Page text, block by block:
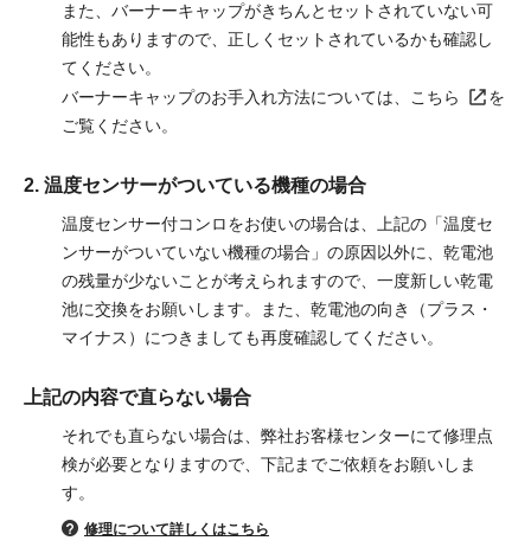
また、バーナーキャップがきちんとセットされていない可
能性もありますので、正しくセットされているかも確認し
てください。
バーナーキャップのお手入れ方法については、
こちら
を
ご覧ください。
2. 温度センサーがついている機種の場合
温度センサー付コンロをお使いの場合は、上記の「温度セ
ンサーがついていない機種の場合」の原因以外に、乾電池
の残量が少ないことが考えられますので、一度新しい乾電
池に交換をお願いします。また、乾電池の向き（プラス・
マイナス）につきましても再度確認してください。
上記の内容で直らない場合
それでも直らない場合は、弊社お客様センターにて修理点
検が必要となりますので、下記までご依頼をお願いしま
す。
修理について詳しくはこちら